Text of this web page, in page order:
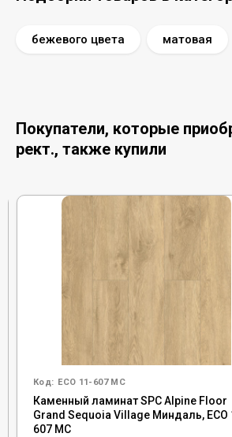
бежевого цвета матовая
Покупатели, которые
рект., также купили
Код: ECO 11-607 MC
Каменный ламинат SPC Alpine Floor
Grand Sequoia Village Миндаль, ECO
607 MC